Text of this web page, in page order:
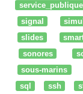
service_publique
signal
slides
sonores
sous-marins
sql
ssh